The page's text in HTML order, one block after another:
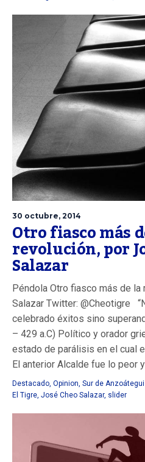
30 octubre, 2014
Otro fiasco más
revolución, por
Salazar
Péndola Otro fiasco más de la
Salazar Twitter: @Cheotigre
celebrado éxitos sino
– 429 a.C) Político y orador
estado de parálisis en el cual
El anterior Alcalde fue lo peor
Destacado Opinion Sur de Anzoátegui
El Tigre José Cheo Salazar, slider